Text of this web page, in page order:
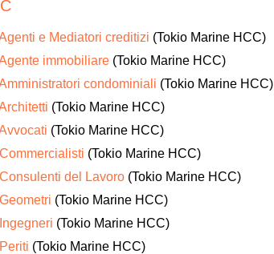
e Mediatori creditizi (Tokio Marine HCC)
immobiliare (Tokio Marine HCC)
condominiali (Tokio Marine HCC)
(Tokio Marine HCC)
(Tokio Marine HCC)
(Tokio Marine HCC)
del Lavoro (Tokio Marine HCC)
(Tokio Marine HCC)
(Tokio Marine HCC)
(Tokio Marine HCC)